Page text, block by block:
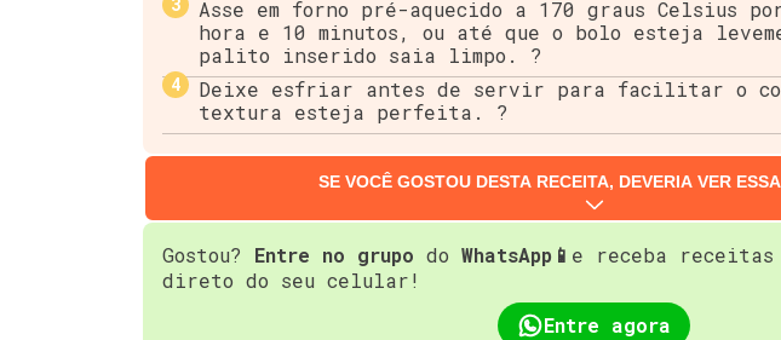
Asse em forno pré-aquecido a 170 graus Celsius
hora e 10 minutos, ou até que o bolo esteja
palito inserido saia limpo. ?
Deixe esfriar antes de servir para facilitar o
textura esteja perfeita. ?
SE VOCÊ GOSTOU DESTA RECEITA, DEVERIA VER
Gostou? Entre no grupo do WhatsApp📱 e receba
direto do seu celular!
Entre agora